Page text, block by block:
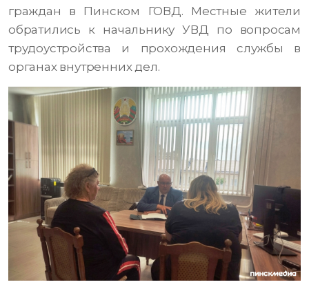
граждан в Пинском ГОВД. Местные жители
обратились к начальнику УВД по вопросам
трудоустройства и прохождения службы в
органах внутренних дел.